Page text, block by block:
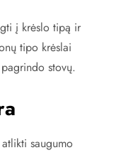
į krėslo tipą ir
tipo krėslai
stovų.
saugumo